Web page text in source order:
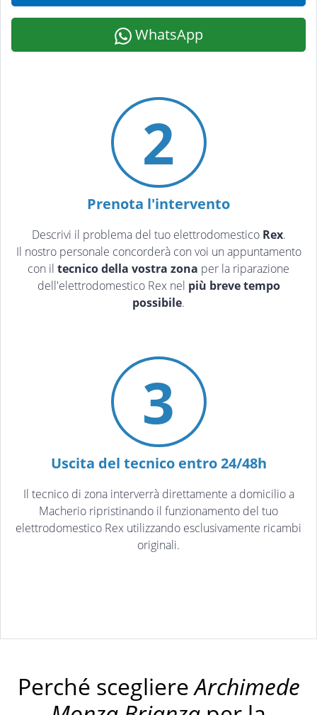
WhatsApp
2
Prenota l'intervento
Descrivi il problema del tuo elettrodomestico Rex.
Il nostro personale concorderà con voi un appuntamento
con il tecnico della vostra zona per la riparazione
dell'elettrodomestico Rex nel più breve tempo
possibile.
3
Uscita del tecnico entro 24/48h
Il tecnico di zona interverrà direttamente a domicilio a
Macherio ripristinando il funzionamento del tuo
elettrodomestico Rex utilizzando esclusivamente ricambi
originali.
Perché scegliereArchimede